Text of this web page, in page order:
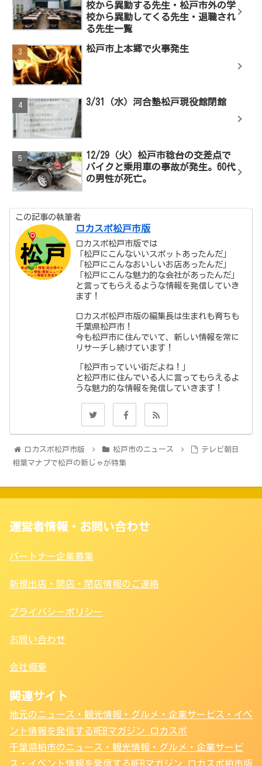
校から異動する先生・松戸市外の学
校から異動してくる先生・退職され
る先生一覧
松戸市上本郷で火事発生
3/31（水）河合塾松戸現役館閉館
12/29（火）松戸市稔台の交差点で
バイクと乗用車の事故が発生。60代
の男性が死亡。
この記事の執筆者
ロカスポ松戸市版
ロカスポ松戸市版では
「松戸にこんないいスポットあったんだ」
「松戸にこんなおいしいお店あったんだ」
「松戸にこんな魅力的な会社があったんだ」
と言ってもらえるような情報を発信していき
ます！
ロカスポ松戸市版の編集長は生まれも育ちも
千葉県松戸市！
今も松戸市に住んでいて、新しい情報を常に
リサーチし続けています！
「松戸市っていい街だよね！」
と松戸市に住んでいる人に言ってもらえるよ
うな魅力的な情報を発信していきます！
ロカスポ松戸市版 松戸市のニュース
テレビ朝日
相葉マナブで松戸の新じゃが特集
運営者情報・お問い合わせ
パートナー企業募集
新規出店・開店・閉店情報のご連絡
プライバシーポリシー
お問い合わせ
会社概要
関連サイト
地元のニュース・観光情報・グルメ・企業サービス・イベ
ント情報を発信するWEBマガジン ロカスポ
千葉県柏市のニュース・観光情報・グルメ・企業サービ
ス・イベント情報を発信するWEBマガジン ロカスポ柏市版